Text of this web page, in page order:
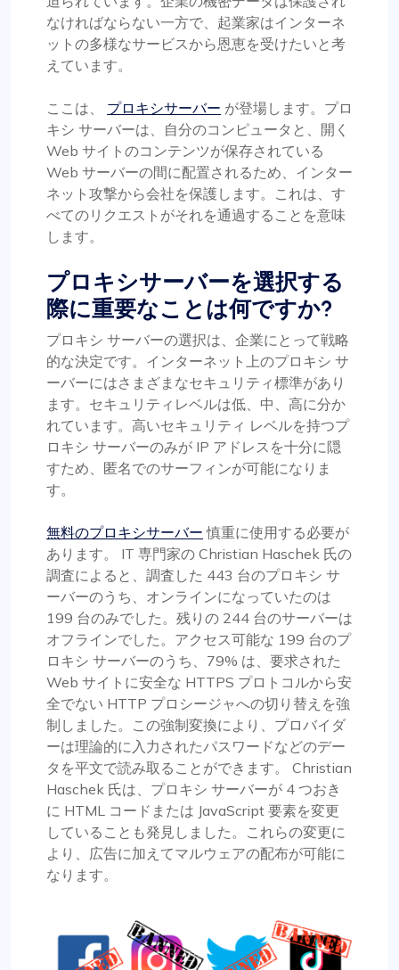
なければならない一方で、起業家はインターネ
ットの多様なサービスから恩恵を受けたいと考
えています。
ここは、 プロキシサーバー が登場します。プロ
キシ サーバーは、自分のコンピュータと、開く
Web サイトのコンテンツが保存されている
Web サーバーの間に配置されるため、インター
ネット攻撃から会社を保護します。これは、す
べてのリクエストがそれを通過することを意味
します。
プロキシサーバーを選択する
際に重要なことは何ですか?
プロキシ サーバーの選択は、企業にとって戦略
的な決定です。インターネット上のプロキシ サ
ーバーにはさまざまなセキュリティ標準があり
ます。セキュリティレベルは低、中、高に分か
れています。高いセキュリティ レベルを持つプ
ロキシ サーバーのみが IP アドレスを十分に隠
すため、匿名でのサーフィンが可能になりま
す。
無料のプロキシサーバー 慎重に使用する必要が
あります。 IT 専門家の Christian Haschek 氏の
調査によると、調査した 443 台のプロキシ サ
ーバーのうち、オンラインになっていたのは
199 台のみでした。残りの 244 台のサーバーは
オフラインでした。アクセス可能な 199 台のプ
ロキシ サーバーのうち、79% は、要求された
Web サイトに安全な HTTPS プロトコルから安
全でない HTTP プロシージャへの切り替えを強
制しました。この強制変換により、プロバイダ
ーは理論的に入力されたパスワードなどのデー
タを平文で読み取ることができます。 Christian
Haschek 氏は、プロキシ サーバーが 4 つおき
に HTML コードまたは JavaScript 要素を変更
していることも発見しました。これらの変更に
より、広告に加えてマルウェアの配布が可能に
なります。